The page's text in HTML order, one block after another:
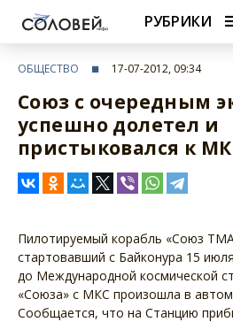
РУБРИКИ
ОБЩЕСТВО 17-07-2012, 09:34
Союз с очередным
успешно долетел и
пристыковался к
Пилотируемый корабль «Союз
стартовавший с Байконура 15
до Международной космической
«Союза» с МКС произошла в
Сообщается, что на Станцию